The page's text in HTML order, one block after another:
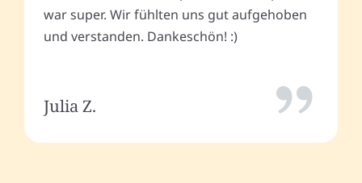
war super. Wir fühlten uns gut aufgehoben
und verstanden. Dankeschön! :)
Julia Z.